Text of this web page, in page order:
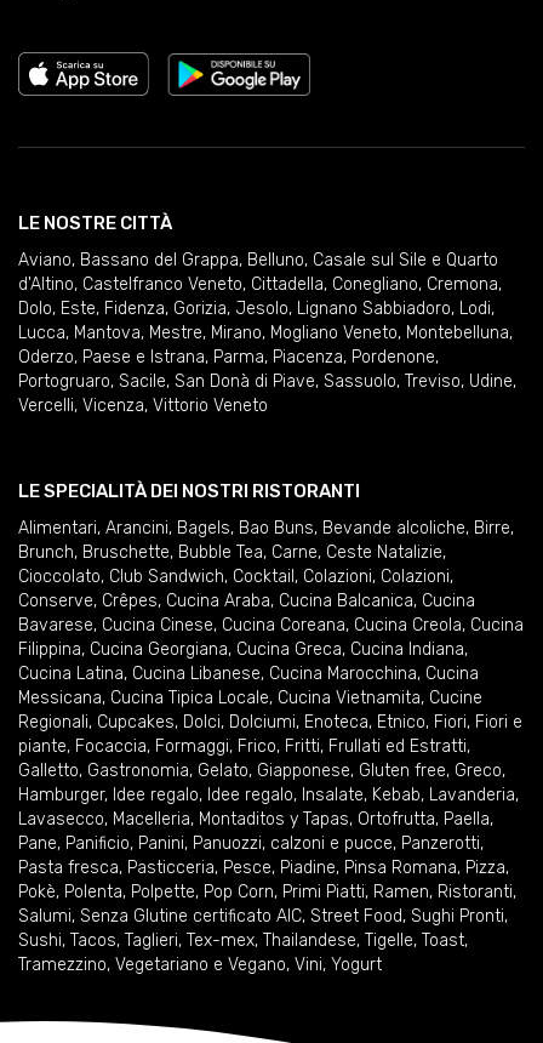
LE NOSTRE CITTÀ
Aviano, Bassano del Grappa, Belluno, Casale sul Sile e Quarto
d'Altino, Castelfranco Veneto, Cittadella, Conegliano, Cremona,
Dolo, Este, Fidenza, Gorizia, Jesolo, Lignano Sabbiadoro, Lodi,
Lucca, Mantova, Mestre, Mirano, Mogliano Veneto, Montebelluna,
Oderzo, Paese e Istrana, Parma, Piacenza, Pordenone,
Portogruaro, Sacile, San Donà di Piave, Sassuolo, Treviso, Udine,
Vercelli, Vicenza, Vittorio Veneto
LE SPECIALITÀ DEI NOSTRI RISTORANTI
Alimentari, Arancini, Bagels, Bao Buns, Bevande alcoliche, Birre,
Brunch, Bruschette, Bubble Tea, Carne, Ceste Natalizie,
Cioccolato, Club Sandwich, Cocktail , Colazioni, Colazioni,
Conserve, Crêpes, Cucina Araba, Cucina Balcanica, Cucina
Bavarese, Cucina Cinese, Cucina Coreana, Cucina Creola, Cucina
Filippina, Cucina Georgiana, Cucina Greca, Cucina Indiana,
Cucina Latina, Cucina Libanese, Cucina Marocchina, Cucina
Messicana, Cucina Tipica Locale, Cucina Vietnamita, Cucine
Regionali, Cupcakes, Dolci, Dolciumi, Enoteca, Etnico, Fiori, Fiori e
piante, Focaccia, Formaggi, Frico, Fritti, Frullati ed Estratti,
Galletto, Gastronomia, Gelato, Giapponese, Gluten free, Greco,
Hamburger, Idee regalo, Idee regalo, Insalate, Kebab, Lavanderia,
Lavasecco, Macelleria, Montaditos y Tapas, Ortofrutta, Paella,
Pane, Panificio, Panini, Panuozzi, calzoni e pucce, Panzerotti,
Pasta fresca, Pasticceria, Pesce, Piadine, Pinsa Romana, Pizza,
Pokè, Polenta, Polpette, Pop Corn, Primi Piatti, Ramen, Ristoranti,
Salumi, Senza Glutine certificato AIC, Street Food, Sughi Pronti,
Sushi, Tacos, Taglieri, Tex-mex, Thailandese, Tigelle, Toast,
Tramezzino, Vegetariano e Vegano, Vini, Yogurt